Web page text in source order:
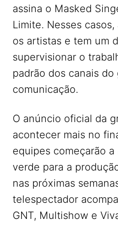
assina o Masked
Limite. Nesses
os artistas e tem um
supervisionar o
padrão dos canais do
comunicação.
O anúncio oficial da
acontecer mais no
equipes começarão
verde para a
nas próximas
telespectador
GNT, Multishow e